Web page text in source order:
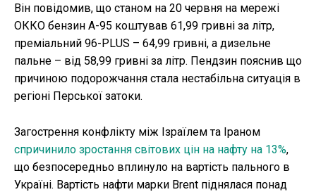
Він повідомив, що станом на 20 червня на мережі
ОККО бензин А-95 коштував 61,99 гривні за літр,
преміальний 96-PLUS – 64,99 гривні, а дизельне
пальне – від 58,99 гривні за літр. Пендзин пояснив що
причиною подорожчання стала нестабільна ситуація в
регіоні Перської затоки.
Загострення конфлікту між Ізраїлем та Іраном
спричинило зростання світових цін на нафту на 13%,
що безпосередньо вплинуло на вартість пального в
Україні. Вартість нафти марки Brent піднялася понад